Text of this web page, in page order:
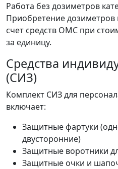
Работа без дозиметров
Приобретение дозиметров
счет средств ОМС при
за единицу.
Средства
(СИЗ)
Комплект СИЗ для
включает:
Защитные фартуки
двусторонние)
Защитные воротники
Защитные очки и